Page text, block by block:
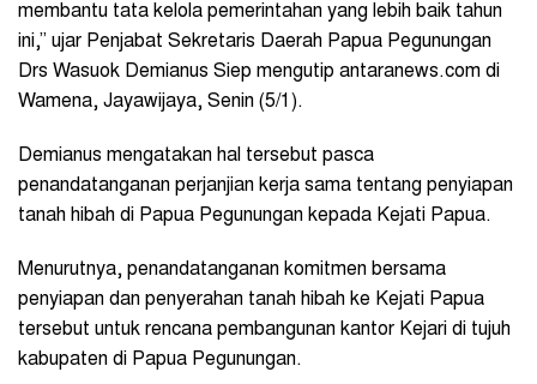
membantu tata kelola pemerintahan yang lebih baik tahun
ini,” ujar Penjabat Sekretaris Daerah Papua Pegunungan
Drs Wasuok Demianus Siep mengutip antaranews.com di
Wamena, Jayawijaya, Senin (5/1).
Demianus mengatakan hal tersebut pasca
penandatanganan perjanjian kerja sama tentang penyiapan
tanah hibah di Papua Pegunungan kepada Kejati Papua.
Menurutnya, penandatanganan komitmen bersama
penyiapan dan penyerahan tanah hibah ke Kejati Papua
tersebut untuk rencana pembangunan kantor Kejari di tujuh
kabupaten di Papua Pegunungan.